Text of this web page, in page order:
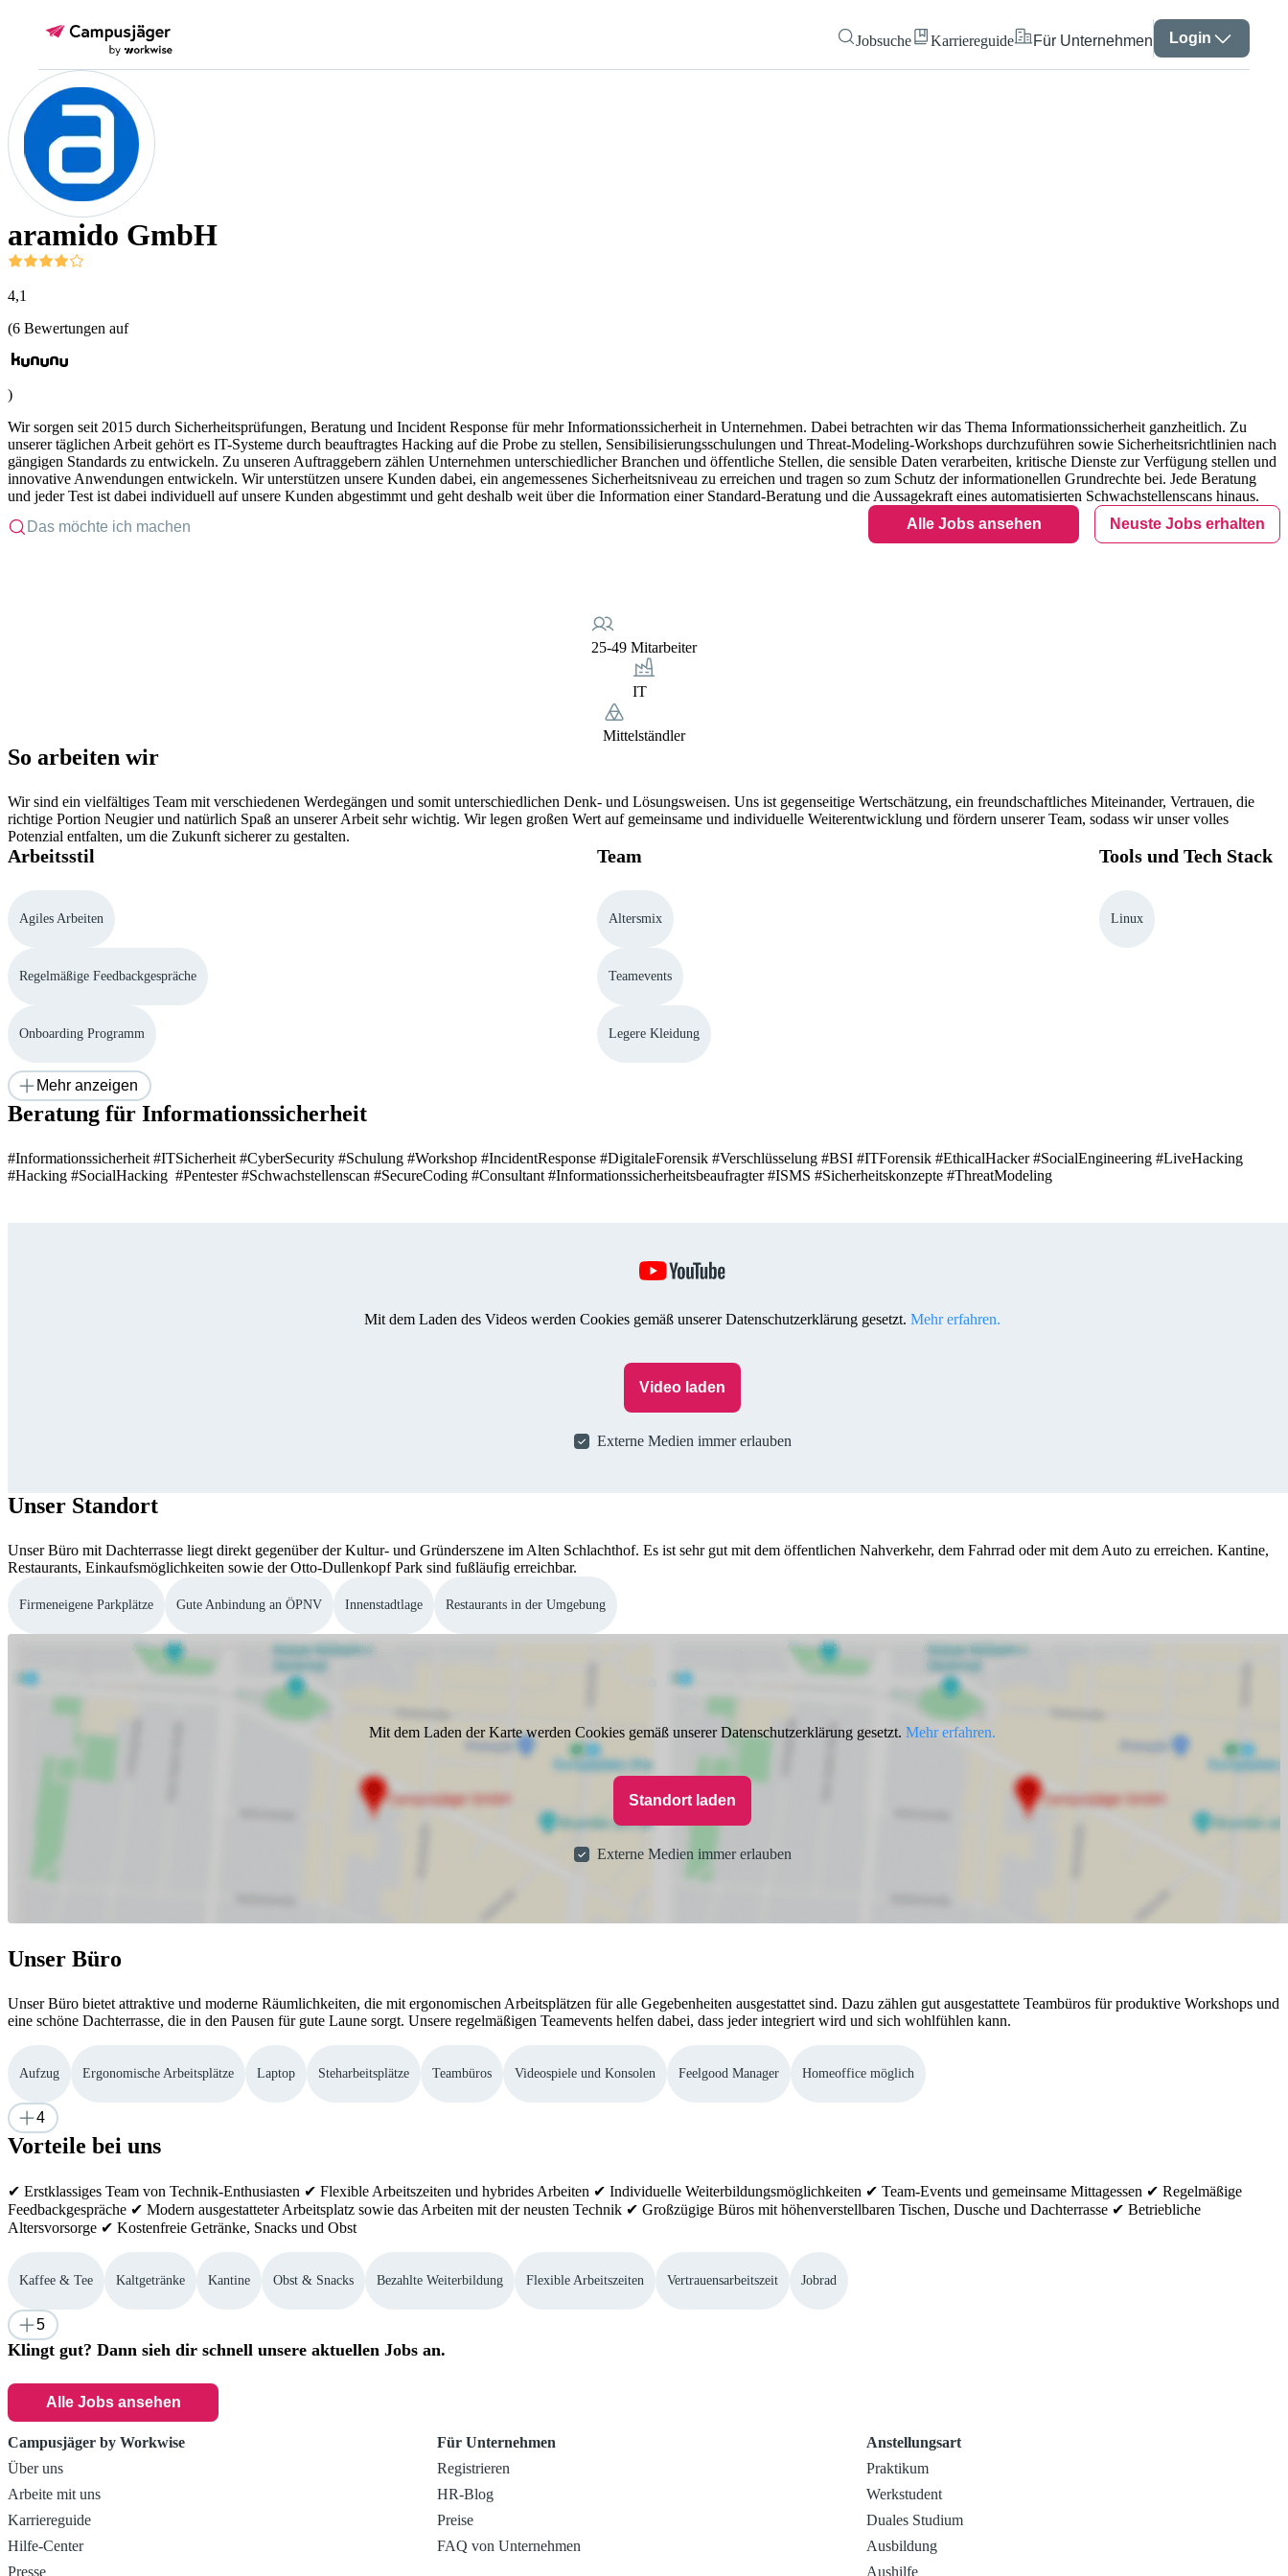
Jobsuche Karriereguide Für Unternehmen Login
aramido GmbH
4,1
(6 Bewertungen auf
)
Wir sorgen seit 2015 durch Sicherheitsprüfungen, Beratung und Incident Response für mehr Informationssicherheit in Unternehmen. Dabei betrachten wir das Thema Informationssicherheit ganzheitlich. Zu
unserer täglichen Arbeit gehört es IT-Systeme durch beauftragtes Hacking auf die Probe zu stellen, Sensibilisierungsschulungen und Threat-Modeling-Workshops durchzuführen sowie Sicherheitsrichtlinien nach
gängigen Standards zu entwickeln. Zu unseren Auftraggebern zählen Unternehmen unterschiedlicher Branchen und öffentliche Stellen, die sensible Daten verarbeiten, kritische Dienste zur Verfügung stellen und
innovative Anwendungen entwickeln. Wir unterstützen unsere Kunden dabei, ein angemessenes Sicherheitsniveau zu erreichen und tragen so zum Schutz der informationellen Grundrechte bei. Jede Beratung
und jeder Test ist dabei individuell auf unsere Kunden abgestimmt und geht deshalb weit über die Information einer Standard-Beratung und die Aussagekraft eines automatisierten Schwachstellenscans hinaus.
Alle Jobs ansehen
Neuste Jobs erhalten
25-49 Mitarbeiter
IT
Mittelständler
So arbeiten wir
Wir sind ein vielfältiges Team mit verschiedenen Werdegängen und somit unterschiedlichen Denk- und Lösungsweisen. Uns ist gegenseitige Wertschätzung, ein freundschaftliches Miteinander, Vertrauen, die
richtige Portion Neugier und natürlich Spaß an unserer Arbeit sehr wichtig. Wir legen großen Wert auf gemeinsame und individuelle Weiterentwicklung und fördern unserer Team, sodass wir unser volles
Potenzial entfalten, um die Zukunft sicherer zu gestalten.
Arbeitsstil
Agiles Arbeiten
Regelmäßige Feedbackgespräche
Onboarding Programm
Team
Altersmix
Teamevents
Legere Kleidung
Tools und Tech Stack
Linux
Mehr anzeigen
Beratung für Informationssicherheit
#Informationssicherheit #ITSicherheit #CyberSecurity #Schulung #Workshop #IncidentResponse #DigitaleForensik #Verschlüsselung #BSI #ITForensik #EthicalHacker #SocialEngineering #LiveHacking
#Hacking #SocialHacking  #Pentester #Schwachstellenscan #SecureCoding #Consultant #Informationssicherheitsbeaufragter #ISMS #Sicherheitskonzepte #ThreatModeling
Mit dem Laden des Videos werden Cookies gemäß unserer Datenschutzerklärung gesetzt. Mehr erfahren.
Video laden
Externe Medien immer erlauben
Unser Standort
Unser Büro mit Dachterrasse liegt direkt gegenüber der Kultur- und Gründerszene im Alten Schlachthof. Es ist sehr gut mit dem öffentlichen Nahverkehr, dem Fahrrad oder mit dem Auto zu erreichen. Kantine,
Restaurants, Einkaufsmöglichkeiten sowie der Otto-Dullenkopf Park sind fußläufig erreichbar.
Firmeneigene Parkplätze Gute Anbindung an ÖPNV Innenstadtlage Restaurants in der Umgebung
Mit dem Laden der Karte werden Cookies gemäß unserer Datenschutzerklärung gesetzt. Mehr erfahren.
Standort laden
Externe Medien immer erlauben
Unser Büro
Unser Büro bietet attraktive und moderne Räumlichkeiten, die mit ergonomischen Arbeitsplätzen für alle Gegebenheiten ausgestattet sind. Dazu zählen gut ausgestattete Teambüros für produktive Workshops und
eine schöne Dachterrasse, die in den Pausen für gute Laune sorgt. Unsere regelmäßigen Teamevents helfen dabei, dass jeder integriert wird und sich wohlfühlen kann.
Aufzug Ergonomische Arbeitsplätze Laptop Steharbeitsplätze Teambüros Videospiele und Konsolen Feelgood Manager Homeoffice möglich
4
Vorteile bei uns
✔ Erstklassiges Team von Technik-Enthusiasten ✔ Flexible Arbeitszeiten und hybrides Arbeiten ✔ Individuelle Weiterbildungsmöglichkeiten ✔ Team-Events und gemeinsame Mittagessen ✔ Regelmäßige
Feedbackgespräche ✔ Modern ausgestatteter Arbeitsplatz sowie das Arbeiten mit der neusten Technik ✔ Großzügige Büros mit höhenverstellbaren Tischen, Dusche und Dachterrasse ✔ Betriebliche
Altersvorsorge ✔ Kostenfreie Getränke, Snacks und Obst
Kaffee & Tee Kaltgetränke Kantine Obst & Snacks Bezahlte Weiterbildung Flexible Arbeitszeiten Vertrauensarbeitszeit Jobrad
5
Klingt gut? Dann sieh dir schnell unsere aktuellen Jobs an.
Alle Jobs ansehen
Campusjäger by Workwise
Über uns
Arbeite mit uns
Karriereguide
Hilfe-Center
Presse
Für Unternehmen
Registrieren
HR-Blog
Preise
FAQ von Unternehmen
Anstellungsart
Praktikum
Werkstudent
Duales Studium
Ausbildung
Aushilfe